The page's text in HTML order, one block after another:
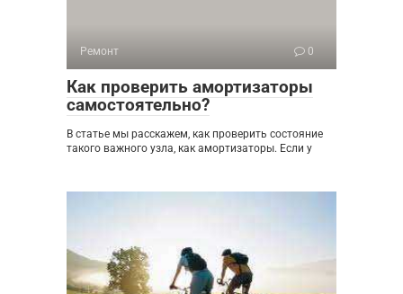
Ремонт 0
Как проверить амортизаторы
самостоятельно?
В статье мы расскажем, как проверить состояние
такого важного узла, как амортизаторы. Если у